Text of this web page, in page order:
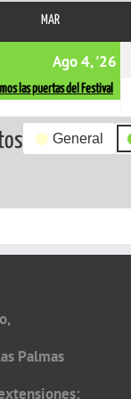
MARMARTES
08/2026Ago 4, '26
las puertas del Festival
General
Palmas